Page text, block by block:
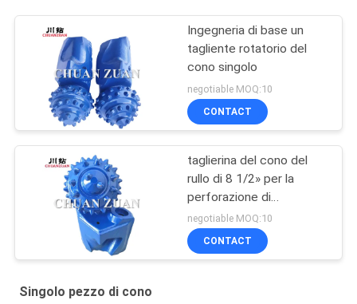
Ingegneria di base un
tagliente rotatorio del
cono singolo
negotiable MOQ:10
CONTACT
taglierina del cono del
rullo di 8 1/2» per la
perforazione di
HDD/taglierina cono del
trapano nella costruzione
trenchless
negotiable MOQ:10
CONTACT
Singolo pezzo di cono